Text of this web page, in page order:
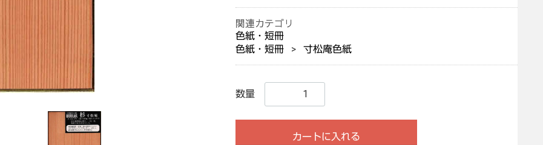
関連カテゴリ
色紙・短冊
色紙・短冊
寸松庵色紙
数量
カートに入れる